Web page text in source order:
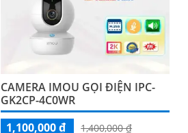
CAMERA IMOU GỌI ĐIỆN IPC-
GK2CP-4C0WR
1,100,000 ₫
1,400,000 ₫